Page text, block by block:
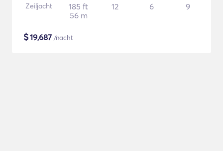
Zeiljacht
185 ft
56 m
12 6 9
$19,687 /nacht